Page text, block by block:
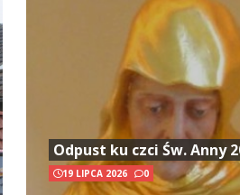
Odpust ku czci Św. Anny
19 LIPCA 2026 0